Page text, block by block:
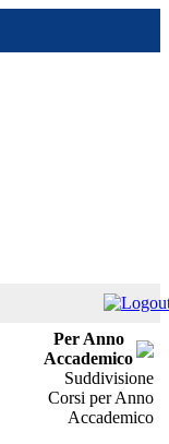
Per Anno
Accademico
Suddivisione
Corsi per Anno
Accademico